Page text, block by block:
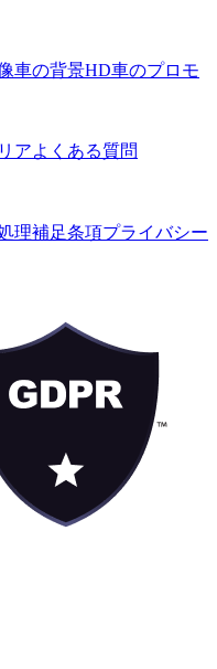
ませんか？問
、注目を集め、主要な機
するプロフェッショナル
成できます。